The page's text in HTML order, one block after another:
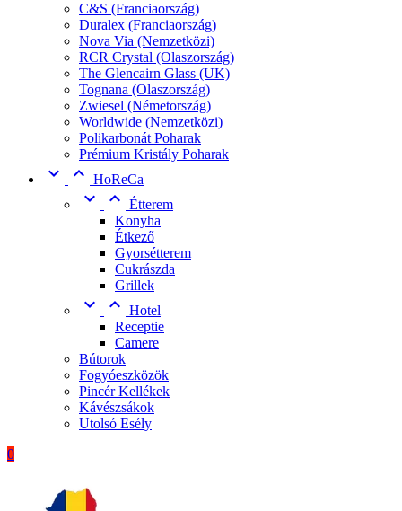
C&S (Franciaország)
Duralex (Franciaország)
Nova Via (Nemzetközi)
RCR Crystal (Olaszország)
The Glencairn Glass (UK)
Tognana (Olaszország)
Zwiesel (Németország)
Worldwide (Nemzetközi)
Polikarbonát Poharak
Prémium Kristály Poharak
  HoReCa
  Étterem
Konyha
Étkező
Gyorsétterem
Cukrászda
Grillek
  Hotel
Receptie
Camere
Bútorok
Fogyóeszközök
Pincér Kellékek
Kávészsákok
Utolsó Esély
0